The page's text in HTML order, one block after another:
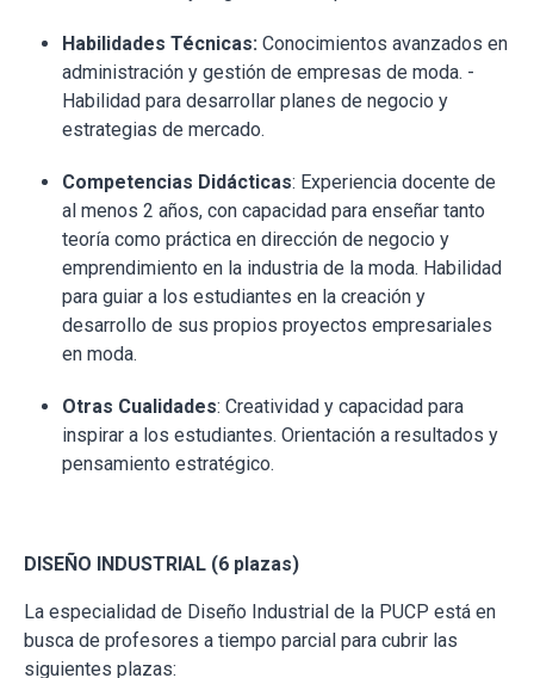
Habilidades Técnicas: Conocimientos avanzados en
administración y gestión de empresas de moda. -
Habilidad para desarrollar planes de negocio y
estrategias de mercado.
Competencias Didácticas: Experiencia docente de
al menos 2 años, con capacidad para enseñar tanto
teoría como práctica en dirección de negocio y
emprendimiento en la industria de la moda. Habilidad
para guiar a los estudiantes en la creación y
desarrollo de sus propios proyectos empresariales
en moda.
Otras Cualidades: Creatividad y capacidad para
inspirar a los estudiantes. Orientación a resultados y
pensamiento estratégico.
DISEÑO INDUSTRIAL (6 plazas)
La especialidad de Diseño Industrial de la PUCP está en
busca de profesores a tiempo parcial para cubrir las
siguientes plazas: